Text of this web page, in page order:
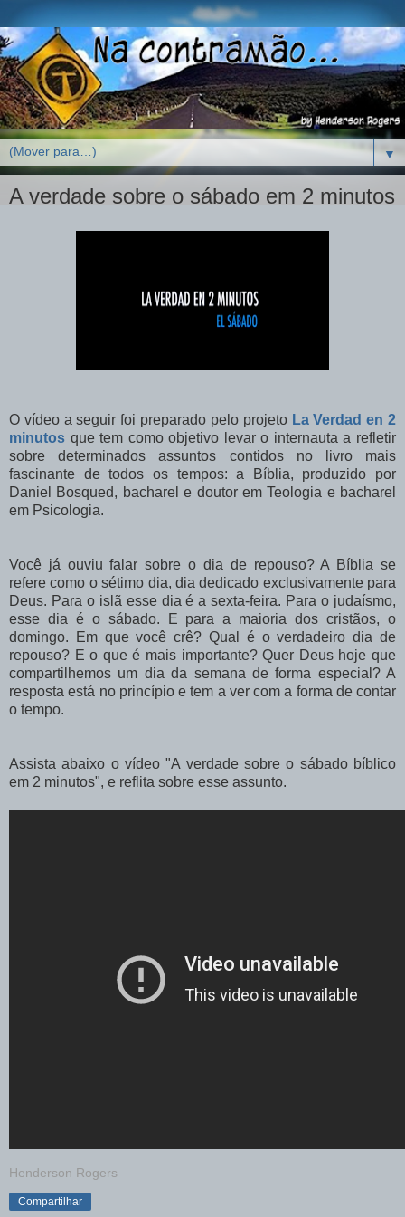
▼
A verdade sobre o sábado em 2 minutos
O vídeo a seguir foi preparado pelo projeto La Verdad en 2
minutos que tem como objetivo levar o internauta a refletir
sobre determinados assuntos contidos no livro mais
fascinante de todos os tempos: a Bíblia, produzido por
Daniel Bosqued, bacharel e doutor em Teologia e bacharel
em Psicologia.
Você já ouviu falar sobre o dia de repouso? A Bíblia se
refere como o sétimo dia, dia dedicado exclusivamente para
Deus. Para o islã esse dia é a sexta-feira. Para o judaísmo,
esse dia é o sábado. E para a maioria dos cristãos, o
domingo. Em que você crê? Qual é o verdadeiro dia de
repouso? E o que é mais importante? Quer Deus hoje que
compartilhemos um dia da semana de forma especial? A
resposta está no princípio e tem a ver com a forma de contar
o tempo.
Assista abaixo o vídeo "A verdade sobre o sábado bíblico
em 2 minutos", e reflita sobre esse assunto.
Henderson Rogers
Compartilhar